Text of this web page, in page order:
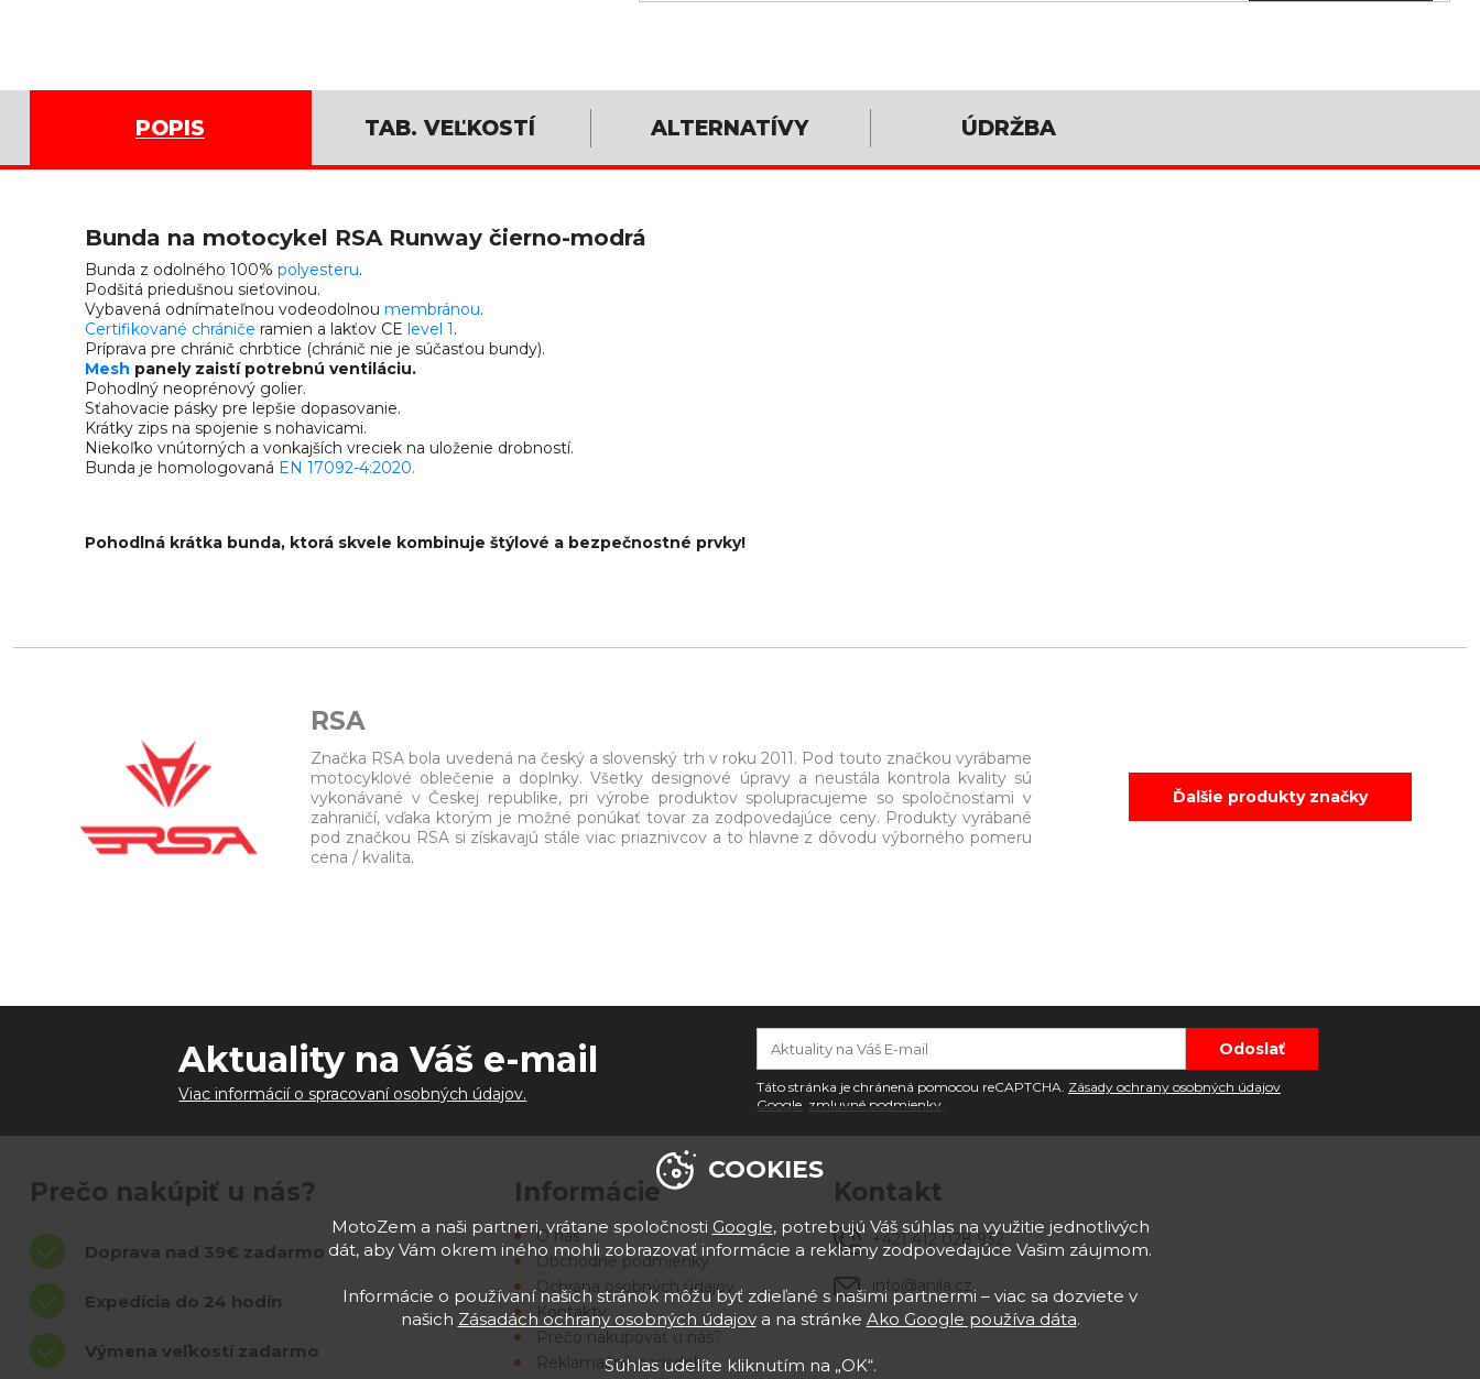
POPIS TAB. VEĽKOSTÍ ALTERNATÍVY ÚDRŽBA
Bunda na motocykel RSA Runway čierno-modrá
Bunda z odolného 100% polyesteru.
Podšitá priedušnou sieťovinou.
Vybavená odnímateľnou vodeodolnou membránou.
Certifikované chrániče ramien a lakťov CE level 1.
Príprava pre chránič chrbtice (chránič nie je súčasťou bundy).
Mesh panely zaistí potrebnú ventiláciu.
Pohodlný neoprénový golier.
Sťahovacie pásky pre lepšie dopasovanie.
Krátky zips na spojenie s nohavicami.
Niekoľko vnútorných a vonkajších vreciek na uloženie drobností.
Bunda je homologovaná EN 17092-4:2020.
Pohodlná krátka bunda, ktorá skvele kombinuje štýlové a bezpečnostné prvky!
RSA
Značka RSA bola uvedená na český a slovenský trh v roku 2011. Pod touto značkou vyrábame
motocyklové oblečenie a doplnky. Všetky designové úpravy a neustála kontrola kvality sú
vykonávané v Českej republike, pri výrobe produktov spolupracujeme so spoločnosťami v
zahraničí, vďaka ktorým je možné ponúkať tovar za zodpovedajúce ceny. Produkty vyrábané
pod značkou RSA si získavajú stále viac priaznivcov a to hlavne z dôvodu výborného pomeru
cena / kvalita.
Ďalšie produkty značky
Aktuality na Váš e-mail
Viac informácií o spracovaní osobných údajov. Táto stránka je chránená pomocou reCAPTCHA. Zásady ochrany osobných údajov
Google zmluvné podmienky
Prečo nakúpiť u nás?
Doprava nad 39€ zadarmo
Expedícia do 24 hodín
Výmena veľkostí zadarmo
Informácie
O nás
Obchodné podmienky
Ochrana osobných údajov
Kontakty
Prečo nakupovať u nás?
Reklamačný poriadok
Kontakt
+421 412 028 932
info@anila.cz
COOKIES
MotoZem a naši partneri, vrátane spoločnosti Google, potrebujú Váš súhlas na využitie jednotlivých
dát, aby Vám okrem iného mohli zobrazovať informácie a reklamy zodpovedajúce Vašim záujmom.
Informácie o používaní našich stránok môžu byť zdieľané s našimi partnermi – viac sa dozviete v
našich Zásadách ochrany osobných údajova na stránke Ako Google používa dáta.
Súhlas udelíte kliknutím na „OK“.